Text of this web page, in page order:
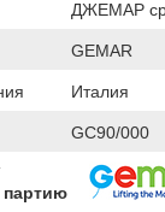
ДЖЕМАР
GEMAR
Италия
GC90/000
партию